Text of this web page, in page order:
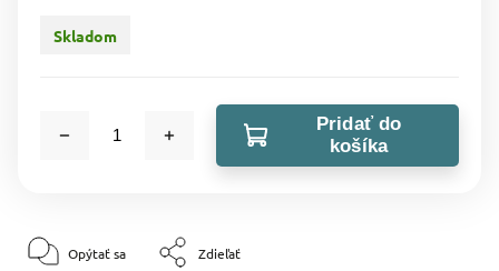
Skladom
Pridať do
košíka
Opýtať sa Zdieľať